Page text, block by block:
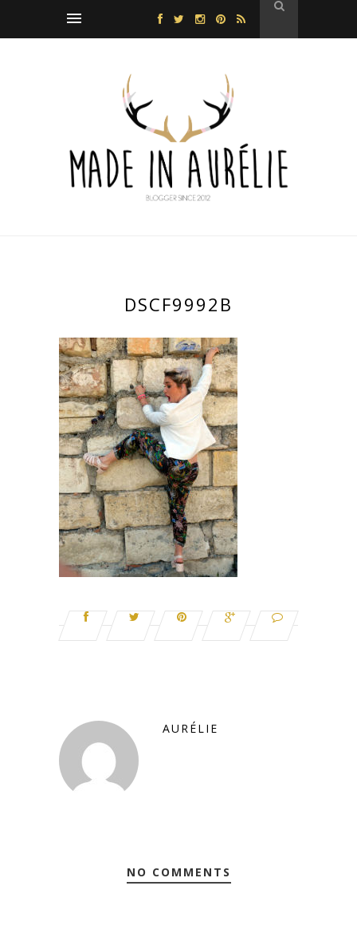
DSCF9992B
AURÉLIE
NO COMMENTS